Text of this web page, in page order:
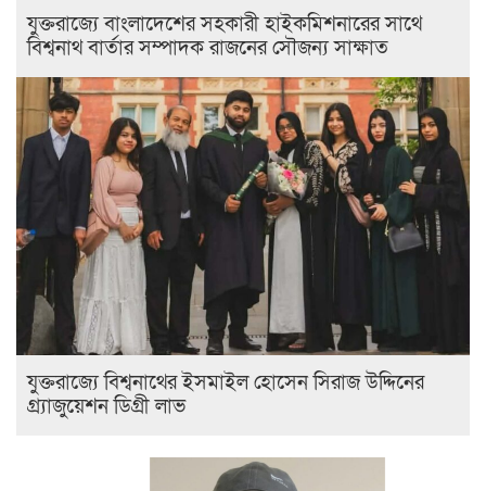
যুক্তরাজ্যে বাংলাদেশের সহকারী হাইকমিশনারের সাথে
বিশ্বনাথ বার্তার সম্পাদক রাজনের সৌজন্য সাক্ষাত
যুক্তরাজ্যে বিশ্বনাথের ইসমাইল হোসেন সিরাজ উদ্দিনের
গ্র্যাজুয়েশন ডিগ্রী লাভ